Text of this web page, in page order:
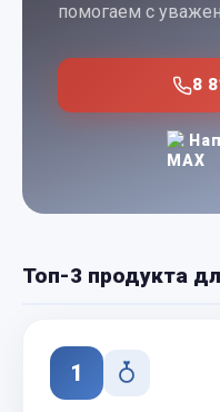
помогаем с
8
Топ-3 продукта
1